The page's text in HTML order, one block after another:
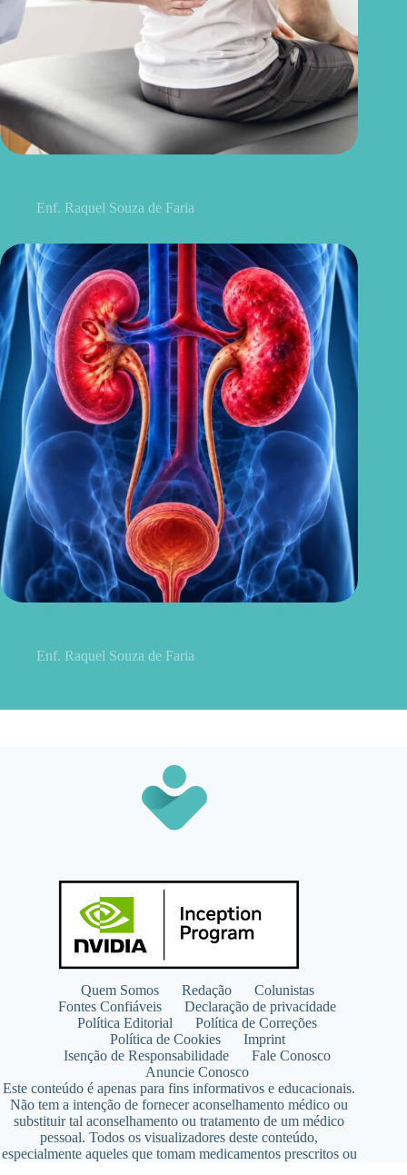
Enf. Raquel Souza de Faria
Enf. Raquel Souza de Faria
Quem Somos Redação
Colunistas
Fontes Confiáveis
Declaração de privacidade
Política Editorial
Política de Correções
Política de Cookies
Imprint
Isenção de Responsabilidade
Fale Conosco
Anuncie Conosco
Este conteúdo é apenas para fins informativos e educacionais.
Não tem a intenção de fornecer aconselhamento médico ou
substituir tal aconselhamento ou tratamento de um médico
pessoal. Todos os visualizadores deste conteúdo,
especialmente aqueles que tomam medicamentos prescritos ou